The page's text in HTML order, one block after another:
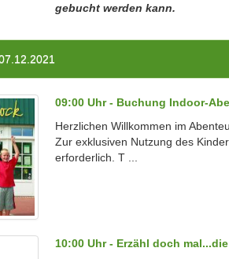
gebucht werden kann.
09:00 Uhr - Buchung Indoor-
Herzlichen Willkommen im
Zur exklusiven Nutzung des
erforderlich. T ...
10:00 Uhr - Erzähl doch